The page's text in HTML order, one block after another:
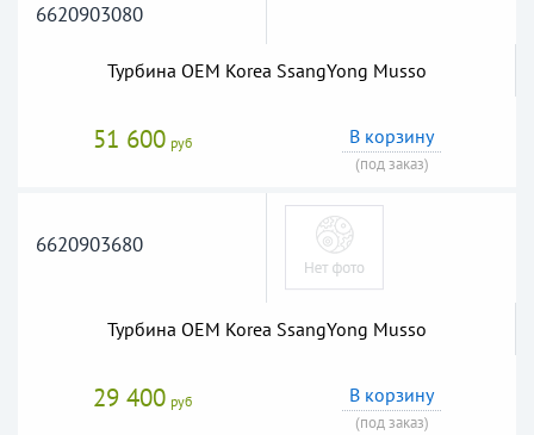
6620903080
Турбина OEM Korea SsangYong Musso
51 600 руб В корзину
(под заказ)
6620903680
Турбина OEM Korea SsangYong Musso
29 400 руб В корзину
(под заказ)